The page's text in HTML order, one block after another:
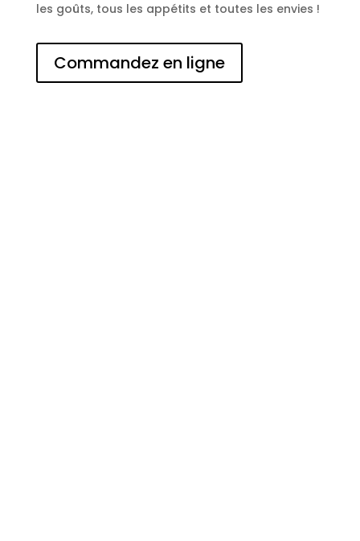
les goûts, tous les appétits et toutes les envies !
Commandez en ligne